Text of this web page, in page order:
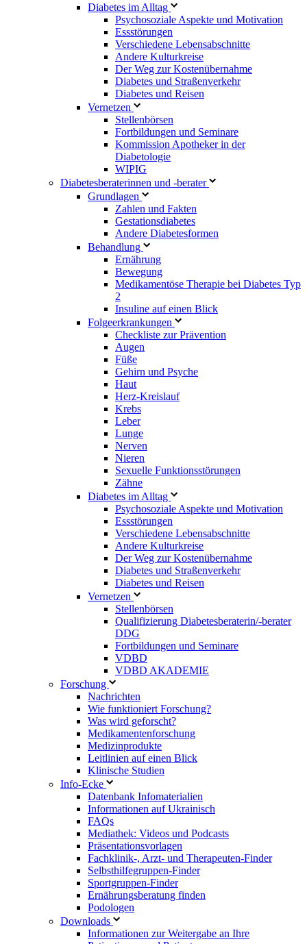
Diabetes im Alltag
Psychosoziale Aspekte und Motivation
Essstörungen
Verschiedene Lebensabschnitte
Andere Kulturkreise
Der Weg zur Kostenübernahme
Diabetes und Straßenverkehr
Diabetes und Reisen
Vernetzen
Stellenbörsen
Fortbildungen und Seminare
Kommission Apotheker in der
Diabetologie
WIPIG
Diabetesberaterinnen und -berater
Grundlagen
Zahlen und Fakten
Gestationsdiabetes
Andere Diabetesformen
Behandlung
Ernährung
Bewegung
Medikamentöse Therapie bei Diabetes Typ
2
Insuline auf einen Blick
Folgeerkrankungen
Checkliste zur Prävention
Augen
Füße
Gehirn und Psyche
Haut
Herz-Kreislauf
Krebs
Leber
Lunge
Nerven
Nieren
Sexuelle Funktionsstörungen
Zähne
Diabetes im Alltag
Psychosoziale Aspekte und Motivation
Essstörungen
Verschiedene Lebensabschnitte
Andere Kulturkreise
Der Weg zur Kostenübernahme
Diabetes und Straßenverkehr
Diabetes und Reisen
Vernetzen
Stellenbörsen
Qualifizierung Diabetesberaterin/­-berater
DDG
Fortbildungen und Seminare
VDBD
VDBD AKADEMIE
Forschung
Nachrichten
Wie funktioniert Forschung?
Was wird geforscht?
Medikamentenforschung
Medizinprodukte
Leitlinien auf einen Blick
Klinische Studien
Info-Ecke
Datenbank Infomaterialien
Informationen auf Ukrainisch
FAQs
Mediathek: Videos und Podcasts
Präsentationsvorlagen
Fachklinik-, Arzt- und Therapeuten-Finder
Selbsthilfegruppen-Finder
Sportgruppen-Finder
Ernährungsberatung finden
Podologen
Downloads
Informationen zur Weitergabe an Ihre